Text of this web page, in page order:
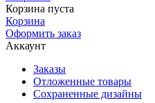
Корзина пуста
Корзина
Оформить заказ
Аккаунт
Заказы
Отложенные товары
Сохраненные дизайны